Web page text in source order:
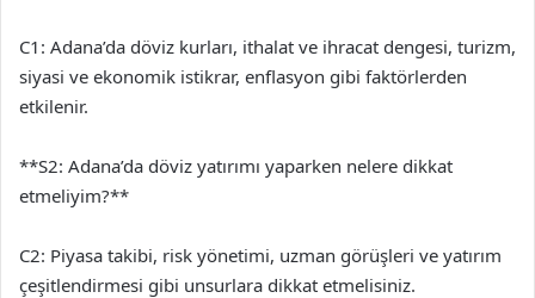
C1: Adana’da döviz kurları, ithalat ve ihracat dengesi, turizm,
siyasi ve ekonomik istikrar, enflasyon gibi faktörlerden
etkilenir.
**S2: Adana’da döviz yatırımı yaparken nelere dikkat
etmeliyim?**
C2: Piyasa takibi, risk yönetimi, uzman görüşleri ve yatırım
çeşitlendirmesi gibi unsurlara dikkat etmelisiniz.